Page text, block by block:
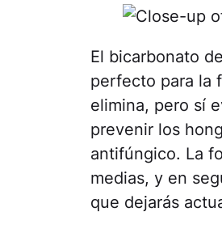
El bicarbonato
perfecto para la
elimina, pero sí
prevenir los
antifúngico. La
medias, y en
que dejarás